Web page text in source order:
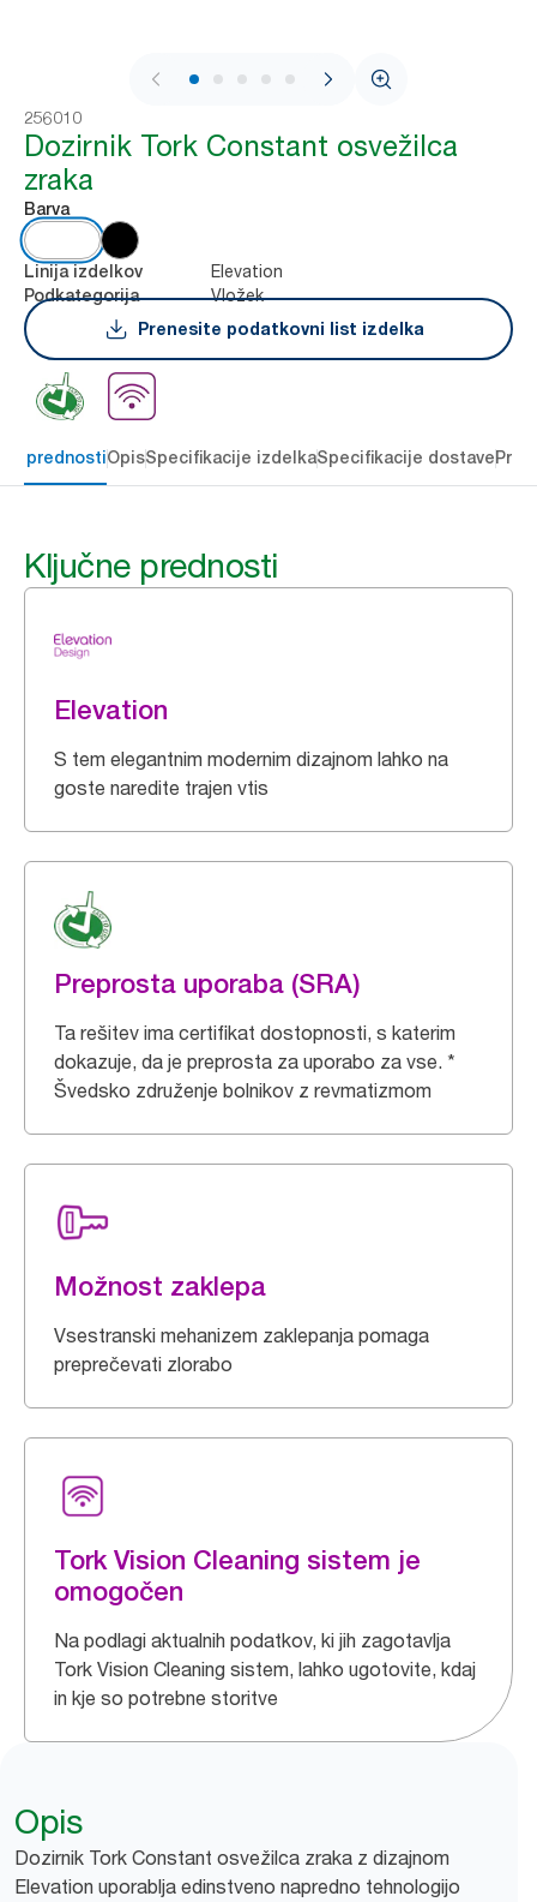
1 / 7
256010
Dozirnik Tork Constant osvežilca
zraka
Barva
Linija izdelkov Elevation
Podkategorija
Vložek
Prenesite podatkovni list izdelka
prednostiOpisSpecifikacije izdelkaSpecifikacije dostave
Ključne prednosti
Elevation
S tem elegantnim modernim dizajnom lahko na
goste naredite trajen vtis
Preprosta uporaba (SRA)
Ta rešitev ima certifikat dostopnosti, s katerim
dokazuje, da je preprosta za uporabo za vse. *
Švedsko združenje bolnikov z revmatizmom
Možnost zaklepa
Vsestranski mehanizem zaklepanja pomaga
preprečevati zlorabo
Tork Vision Cleaning sistem je
omogočen
Na podlagi aktualnih podatkov, ki jih zagotavlja
Tork Vision Cleaning sistem, lahko ugotovite, kdaj
in kje so potrebne storitve
Opis
Dozirnik Tork Constant osvežilca zraka z dizajnom
Elevation uporablja edinstveno napredno tehnologijo